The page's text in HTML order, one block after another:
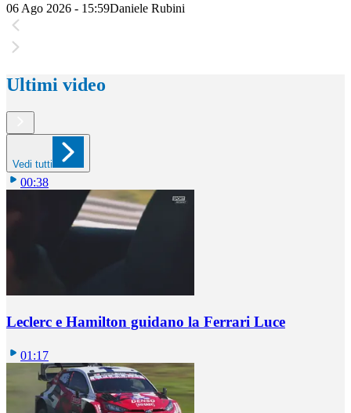
06 Ago 2026 - 15:59Daniele Rubini
Ultimi video
Vedi tutti
00:38
Leclerc e Hamilton guidano la Ferrari Luce
01:17